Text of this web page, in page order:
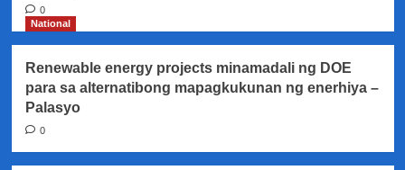
0
National
Renewable energy projects minamadali ng DOE
para sa alternatibong mapagkukunan ng enerhiya –
Palasyo
0